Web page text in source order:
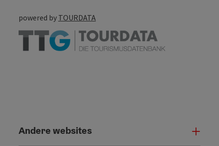
powered by TOURDATA
Andere websites